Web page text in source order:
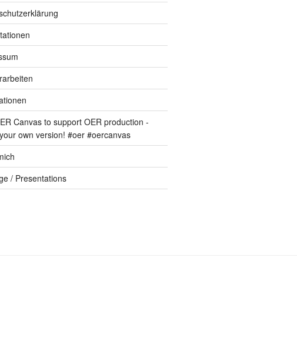
Canvas to support OER production -
own version! #oer #oercanvas
/ Presentations